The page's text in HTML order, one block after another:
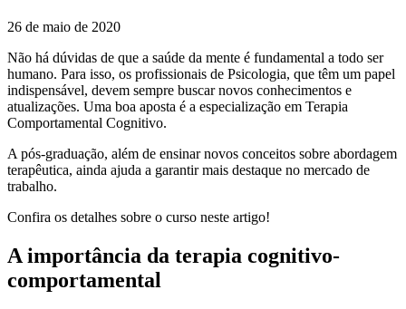
26 de maio de 2020
Não há dúvidas de que a saúde da mente é fundamental a todo ser
humano. Para isso, os profissionais de Psicologia, que têm um papel
indispensável, devem sempre buscar novos conhecimentos e
atualizações. Uma boa aposta é a especialização em Terapia
Comportamental Cognitivo.
A pós-graduação, além de ensinar novos conceitos sobre abordagem
terapêutica, ainda ajuda a garantir mais destaque no mercado de
trabalho.
Confira os detalhes sobre o curso neste artigo!
A importância da terapia cognitivo-
comportamental